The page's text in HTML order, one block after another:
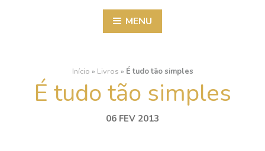
MENU
Início » Livros » É tudo tão simples
É tudo tão simples
06 FEV 2013